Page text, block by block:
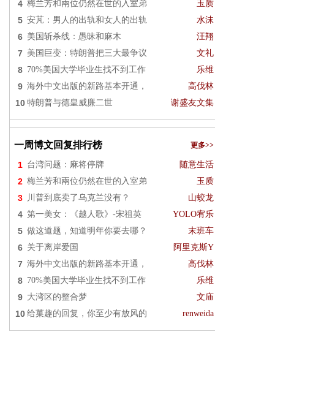
4 梅兰芳和兩位仍然在世的入室弟 玉质
5 安芃：男人的出轨和女人的出轨 水沫
6 美国斩杀线：愚昧和麻木 汪翔
7 美国巨变：特朗普把三大最争议 文礼
8 70%美国大学毕业生找不到工作 乐维
9 海外中文出版的新路基本开通， 高伐林
10 特朗普与德皇威廉二世 谢盛友文集
一周博文回复排行榜 更多>>
1 台湾问题：麻将停牌 随意生活
2 梅兰芳和兩位仍然在世的入室弟 玉质
3 川普到底卖了乌克兰没有？ 山蛟龙
4 第一美女：《越人歌》-宋祖英 YOLO宥乐
5 做这道题，知道明年你要去哪？ 末班车
6 关于离岸爱国 阿里克斯Y
7 海外中文出版的新路基本开通， 高伐林
8 70%美国大学毕业生找不到工作 乐维
9 大湾区的整合梦 文庙
10 给菓趣的回复，你至少有放风的 renweida